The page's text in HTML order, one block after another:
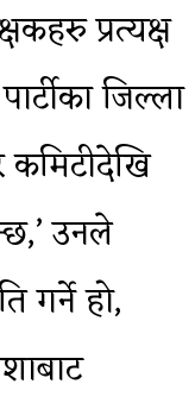
प्रत्यक्ष
जिल्ला
कमिटीदेखि
उनले
गर्ने हो,